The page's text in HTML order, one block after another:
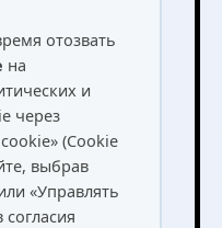
отозвать
на
и
через
(Cookie
выбрав
«Управлять